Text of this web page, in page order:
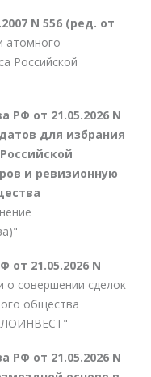
N 556 (ред. от
атомного
Российской
РФ от 21.05.2026 N
для избрания
и ревизионную
от 21.05.2026 N
о совершении сделок
общества
РФ от 21.05.2026 N